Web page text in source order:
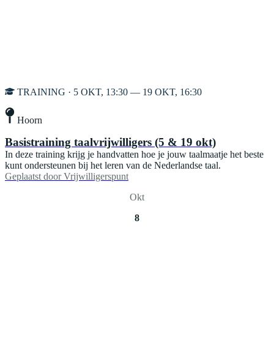
TRAINING · 5 OKT, 13:30 — 19 OKT, 16:30
Hoorn
Basistraining taalvrijwilligers (5 & 19 okt)
In deze training krijg je handvatten hoe je jouw taalmaatje het beste
kunt ondersteunen bij het leren van de Nederlandse taal.
Geplaatst door Vrijwilligerspunt
Okt
8